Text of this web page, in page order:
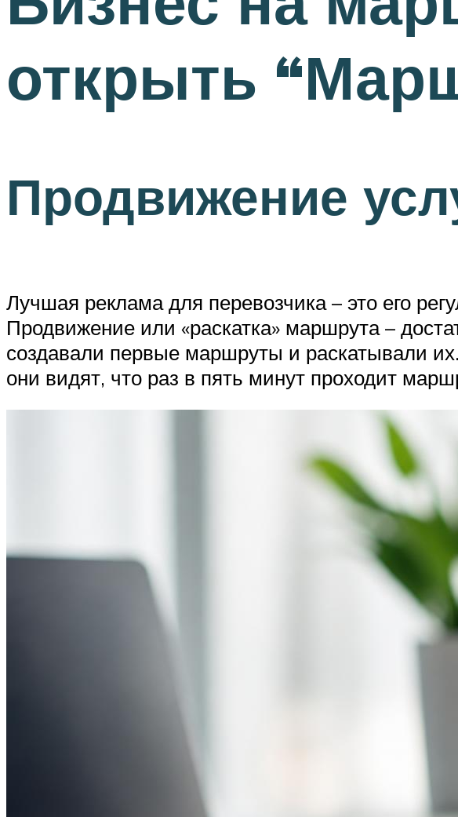
открыть
Продвижение
Лучшая реклама для перевозчика – это его
Продвижение или «раскатка» маршрута –
создавали первые маршруты и раскатывали
они видят, что раз в пять минут проходит